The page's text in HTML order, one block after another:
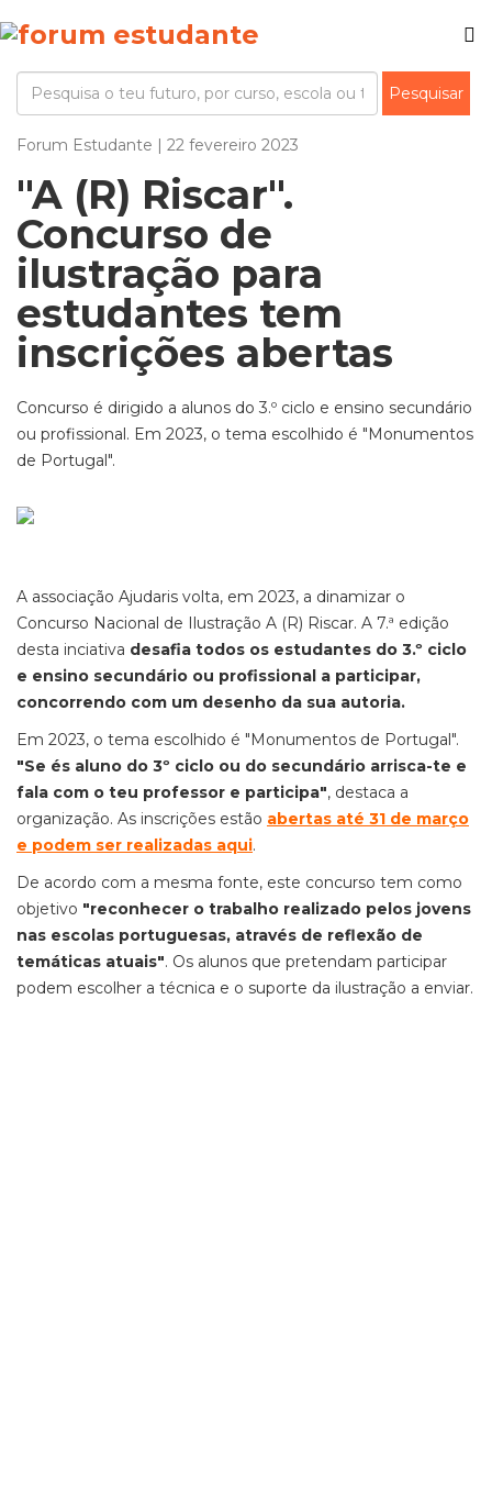
Forum Estudante | 22 fevereiro 2023
"A (R) Riscar".
Concurso de
ilustração para
estudantes tem
inscrições abertas
Concurso é dirigido a alunos do 3.º ciclo e ensino secundário
ou profissional. Em 2023, o tema escolhido é "Monumentos
de Portugal".
A associação Ajudaris volta, em 2023, a dinamizar o
Concurso Nacional de Ilustração A (R) Riscar. A 7.ª edição
desta inciativa desafia todos os estudantes do 3.º ciclo
e ensino secundário ou profissional a participar,
concorrendo com um desenho da sua autoria.
Em 2023, o tema escolhido é "Monumentos de Portugal".
"Se és aluno do 3º ciclo ou do secundário arrisca-te e
fala com o teu professor e participa", destaca a
organização. As inscrições estão abertas até 31 de março
e podem ser realizadas aqui.
De acordo com a mesma fonte, este concurso tem como
objetivo "reconhecer o trabalho realizado pelos jovens
nas escolas portuguesas, através de reflexão de
temáticas atuais". Os alunos que pretendam participar
podem escolher a técnica e o suporte da ilustração a enviar.